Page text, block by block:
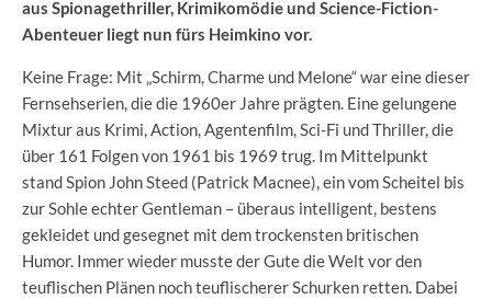
aus Spionagethriller, Krimikomödie und Science-Fiction-
Abenteuer liegt nun fürs Heimkino vor.
Keine Frage: Mit „Schirm, Charme und Melone“ war eine dieser
Fernsehserien, die die 1960er Jahre prägten. Eine gelungene
Mixtur aus Krimi, Action, Agentenfilm, Sci-Fi und Thriller, die
über 161 Folgen von 1961 bis 1969 trug. Im Mittelpunkt
stand Spion John Steed (Patrick Macnee), ein vom Scheitel bis
zur Sohle echter Gentleman – überaus intelligent, bestens
gekleidet und gesegnet mit dem trockensten britischen
Humor. Immer wieder musste der Gute die Welt vor den
teuflischen Plänen noch teuflischerer Schurken retten. Dabei